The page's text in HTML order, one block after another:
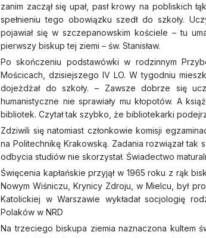
zanim zaczął się upał, pasł krowy na pobliskich
spełnieniu tego obowiązku szedł do szkoły.
pojawiał się w szczepanowskim kościele – tu
pierwszy biskup tej ziemi – św. Stanisław.
Po skończeniu podstawówki w rodzinnym
Mościcach, dzisiejszego IV LO. W tygodniu
dojeżdżał do szkoły. – Zawsze dobrze się
humanistyczne nie sprawiały mu kłopotów. A
bibliotek. Czytał tak szybko, że bibliotekarki
Zdziwili się natomiast członkowie komisji
na Politechnikę Krakowską. Zadania rozwiązał
odbycia studiów nie skorzystał. Świadectwo
Święcenia kapłańskie przyjął w 1965 roku z rąk
Nowym Wiśniczu, Krynicy Zdroju, w Mielcu, był
Katolickiej w Warszawie wykładał socjologię
Polaków w NRD
Na trzeciego biskupa ziemia naznaczona kultem